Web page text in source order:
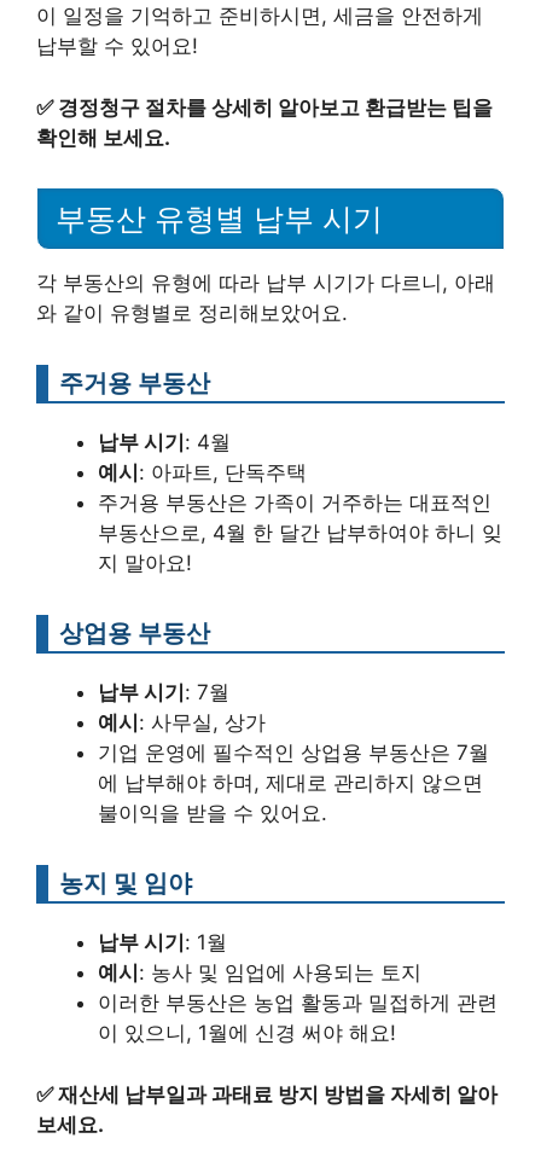
이 일정을 기억하고 준비하시면, 세금을 안전하게
납부할 수 있어요!
✅ 경정청구 절차를 상세히 알아보고 환급받는 팁을
확인해 보세요.
부동산 유형별 납부 시기
각 부동산의 유형에 따라 납부 시기가 다르니, 아래
와 같이 유형별로 정리해보았어요.
주거용 부동산
납부 시기 : 4월
예시 : 아파트, 단독주택
주거용 부동산은 가족이 거주하는 대표적인
부동산으로, 4월 한 달간 납부하여야 하니 잊
지 말아요!
상업용 부동산
납부 시기 : 7월
예시 : 사무실, 상가
기업 운영에 필수적인 상업용 부동산은 7월
에 납부해야 하며, 제대로 관리하지 않으면
불이익을 받을 수 있어요.
농지 및 임야
납부 시기 : 1월
예시 : 농사 및 임업에 사용되는 토지
이러한 부동산은 농업 활동과 밀접하게 관련
이 있으니, 1월에 신경 써야 해요!
✅재산세 납부일과 과태료 방지 방법을 자세히 알아
보세요.